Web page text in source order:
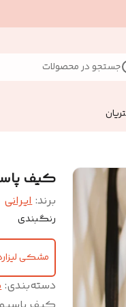
جستجو در محصولات
کیف
برند:ایرانی
رنگبندی
مشکی
دسته‌بندی: